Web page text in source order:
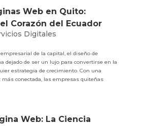
Web en Quito:
Corazón del Ecuador
Digitales
de la capital, el diseño de
dejado de ser un lujo para convertirse en la
estrategia de crecimiento. Con una
más conectada, las empresas quiteñas
Web: La Ciencia